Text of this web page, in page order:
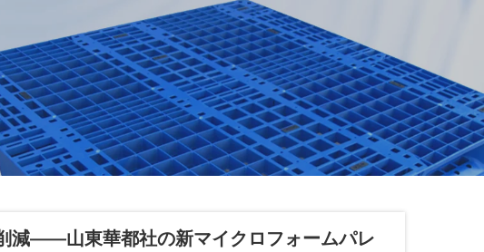
減――山東華都社の新マイクロフォームパレ